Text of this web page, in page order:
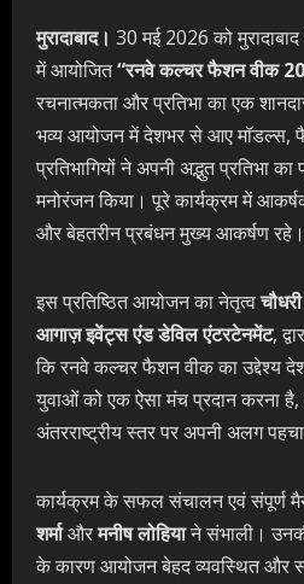
मुरादाबाद। 30 मई 2026 को
में आयोजित“रनवे कल्चर फैशन वीक
रचनात्मकता और प्रतिभा का एक
भव्य आयोजन में देशभर से आए मॉडल्स,
प्रतिभागियों ने अपनी अद्भुत प्रतिभा
मनोरंजन किया। पूरे कार्यक्रम में
और बेहतरीन प्रबंधन मुख्य आकर्षण रहे।
इस प्रतिष्ठित आयोजन का नेतृत्व
आगाज़ इवेंट्स एंड डेविल एंटरटेनमेंट,
कि रनवे कल्चर फैशन वीक का उद्देश्य
युवाओं को एक ऐसा मंच प्रदान करना है,
अंतरराष्ट्रीय स्तर पर अपनी अलग
कार्यक्रम के सफल संचालन एवं संपूर्ण
शर्माऔरमनीष लोहियाने संभाली।
के कारण आयोजन बेहद व्यवस्थित और